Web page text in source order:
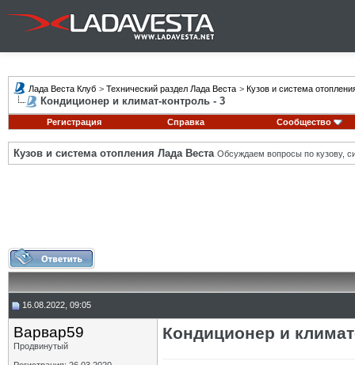
Лада Веста Клуб > Технический раздел Лада Веста > Кузов и система
Кондиционер и климат-контроль - 3
Регистрация Справка Сообщество
Кузов и система отопления Лада Веста Обсуждаем вопросы по кузову,
16.08.2022, 09:05
Варвар59
Продвинутый
Кондиционер и